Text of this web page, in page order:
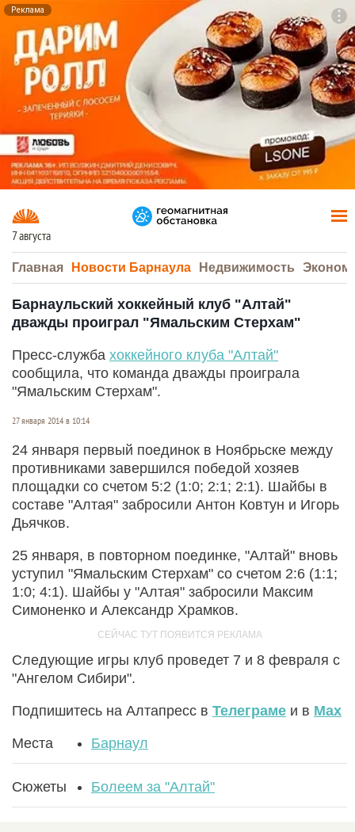
Реклама
7 августа
Главная Новости Барнаула Недвижимость
Барнаульский хоккейный клуб "Алтай"
дважды проиграл "Ямальским Стерхам"
Пресс-служба хоккейного клуба "Алтай"
сообщила, что команда дважды проиграла
"Ямальским Стерхам".
27 января 2014 в 10:14
24 января первый поединок в Ноябрьске между
противниками завершился победой хозяев
площадки со счетом 5:2 (1:0; 2:1; 2:1). Шайбы в
составе "Алтая" забросили Антон Ковтун и Игорь
Дьячков.
25 января, в повторном поединке, "Алтай" вновь
уступил "Ямальским Стерхам" со счетом 2:6 (1:1;
1:0; 4:1). Шайбы у "Алтая" забросили Максим
Симоненко и Александр Храмков.
Следующие игры клуб проведет 7 и 8 февраля с
"Ангелом Сибири".
Подпишитесь на Алтапресс в Телеграме и в Max
Места Барнаул
Сюжеты Болеем за "Алтай"